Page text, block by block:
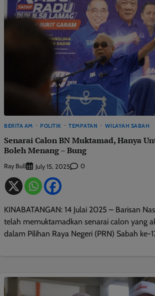
BERITA AM POLITIK TEMPATAN WILAYAH SABAH
Senarai Calon BN Muktamad, Hanya
Boleh Menang – Bung
Ray Bull July 15, 2025 0
KINABATANGAN: 14 Julai 2025 – Barisan
telah memuktamadkan senarai calon yang
dalam Pilihan Raya Negeri (PRN) Sabah ke-